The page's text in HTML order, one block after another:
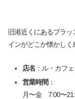
旧港近くにあるブラ
インがどこか懐かしく
店名：ル・カフ
営業時間 ：
月〜金 7:00〜